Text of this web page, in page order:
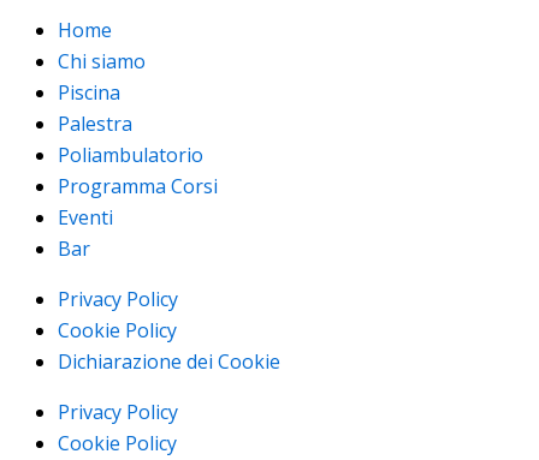
Home
Chi siamo
Piscina
Palestra
Poliambulatorio
Programma Corsi
Eventi
Bar
Privacy Policy
Cookie Policy
Dichiarazione dei Cookie
Privacy Policy
Cookie Policy